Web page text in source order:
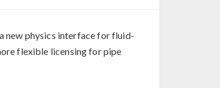
new physics interface for fluid-
flexible licensing for pipe